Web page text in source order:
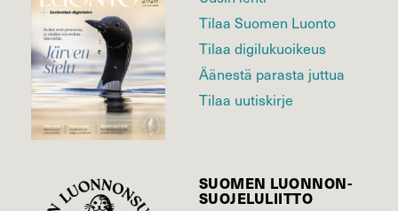
Tilaa Suomen Luonto
Tilaa digilukuoikeus
Äänestä parasta juttua
Tilaa uutiskirje
SUOMEN LUONNON­
SUOJELU­LIITTO